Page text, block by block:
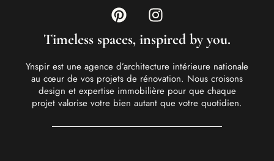
Timeless spaces, inspired by you.
Ynspir est une agence d’architecture intérieure nationale
au cœur de vos projets de rénovation. Nous croisons
design et expertise immobilière pour que chaque
projet valorise votre bien autant que votre quotidien.